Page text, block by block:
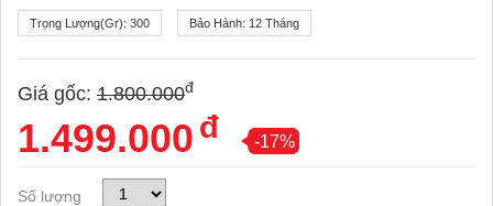
Trọng Lượng(gr): 300 Bảo Hành: 12 Tháng
Giá gốc: 1.800.000đ
1.499.000 đ -17%
Số lượng